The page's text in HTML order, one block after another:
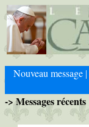
Nouveau message |
-> Messages récents